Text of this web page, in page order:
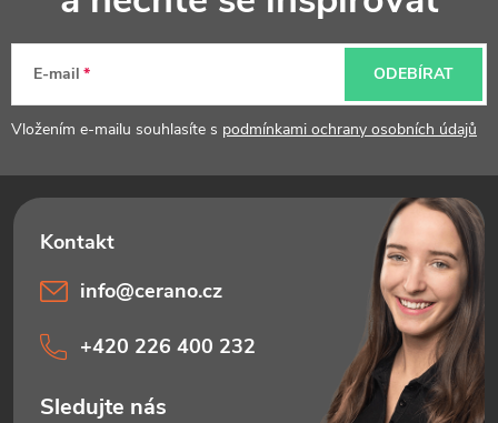
a
E-mail
Vložením e-mailu souhlasíte s podmínkami ochrany osobních údajů
ODEBÍRAT
info@cerano.cz
+420 226 400 232